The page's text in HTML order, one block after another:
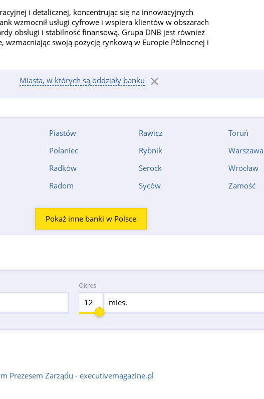
i detalicznej, koncentrując się na innowacyjnych
wzmocnił usługi cyfrowe i wspiera klientów w obszarach
obsługi i stabilność finansową. Grupa DNB jest również
swoją pozycję rynkową w Europie Północnej i
Miasta, w których są oddziały banku
Piastów
Połaniec
Radków
Radom
Rawicz
Rybnik
Serock
Syców
Toruń
Warszawa
Wrocław
Zamość
Pokaż inne banki w Polsce
Okres
mies.
Prezesem Zarządu - executivemagazine.pl